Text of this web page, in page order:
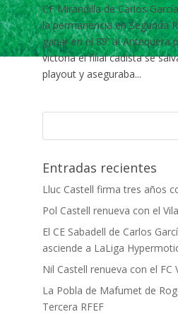
CF Mirandilla de Carlos
la permanencia en Segunda
ganar en el 89′ al Antequera
victoria el filial cadista se
playout y aseguraba...
Entradas recientes
Lluc Castell firma tres años
Pol Castell renueva con el
El CE Sabadell de Carlos
asciende a LaLiga
Nil Castell renueva con el FC
La Pobla de Mafumet de
Tercera RFEF